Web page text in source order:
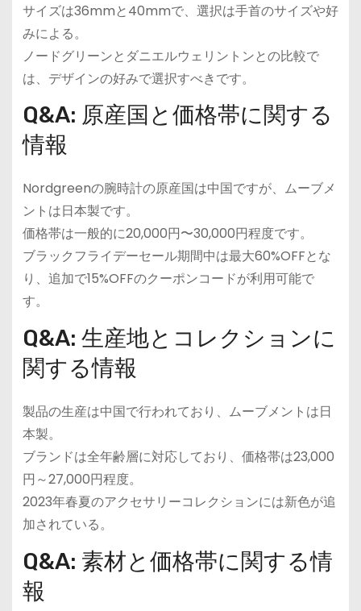
サイズは36mmと40mmで、選択は手首のサイズや好
みによる。
ノードグリーンとダニエルウェリントンとの比較で
は、デザインの好みで選択すべきです。
Q&A: 原産国と価格帯に関する
情報
Nordgreenの腕時計の原産国は中国ですが、ムーブメ
ントは日本製です。
価格帯は一般的に20,000円〜30,000円程度です。
ブラックフライデーセール期間中は最大60%OFFとな
り、追加で15%OFFのクーポンコードが利用可能で
す。
Q&A: 生産地とコレクションに
関する情報
製品の生産は中国で行われており、ムーブメントは日
本製。
ブランドは全年齢層に対応しており、価格帯は23,000
円～27,000円程度。
2023年春夏のアクセサリーコレクションには新色が追
加されている。
Q&A: 素材と価格帯に関する情
報